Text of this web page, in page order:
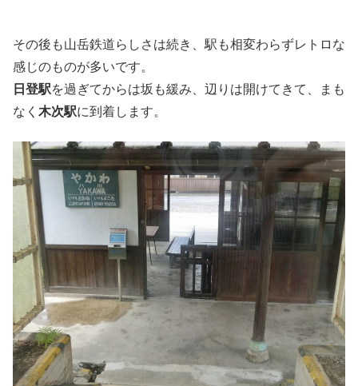
その後も山岳鉄道らしさは続き、駅も相変わらずレトロな
感じのものが多いです。
日登駅を過ぎてからは坂も緩み、辺りは開けてきて、まも
なく 木次駅に到着します。